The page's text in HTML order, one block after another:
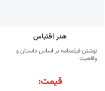
هنر اقتباس
نوشتن فیلمنامه بر اساس داستان و
واقعیت
قیمت: